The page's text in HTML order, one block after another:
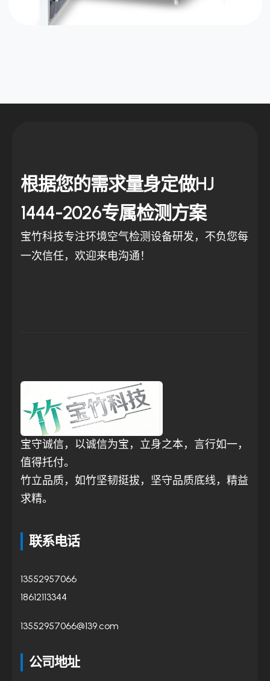
根据您的需求量身定做HJ
1444-2026专属检测方案
宝竹科技专注环境空气检测设备研发，不负您每
一次信任，欢迎来电沟通！
宝守诚信，以诚信为宝，立身之本，言行如一，
值得托付。
竹立品质，如竹坚韧挺拔，坚守品质底线，精益
求精。
联系电话
13552957066
18612113344
13552957066@139.com
公司地址